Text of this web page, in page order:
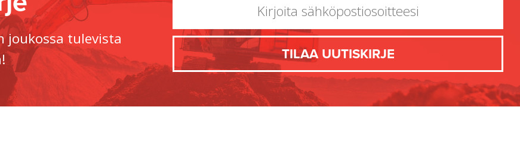
joukossa tulevista